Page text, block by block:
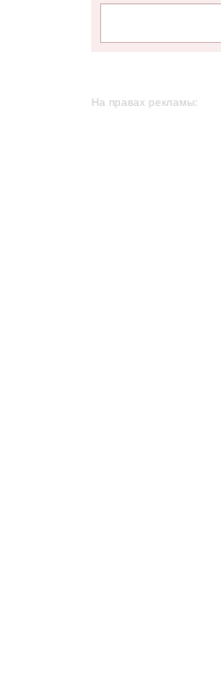
На правах рекламы: